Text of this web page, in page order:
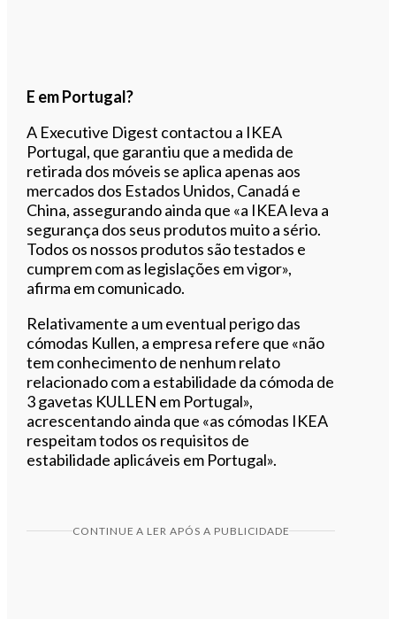
E em Portugal?
A Executive Digest contactou a IKEA
Portugal, que garantiu que a medida de
retirada dos móveis se aplica apenas aos
mercados dos Estados Unidos, Canadá e
China, assegurando ainda que «a IKEA leva a
segurança dos seus produtos muito a sério.
Todos os nossos produtos são testados e
cumprem com as legislações em vigor»,
afirma em comunicado.
Relativamente a um eventual perigo das
cómodas Kullen, a empresa refere que «não
tem conhecimento de nenhum relato
relacionado com a estabilidade da cómoda de
3 gavetas KULLEN em Portugal»,
acrescentando ainda que «as cómodas IKEA
respeitam todos os requisitos de
estabilidade aplicáveis em Portugal».
CONTINUE A LER APÓS A PUBLICIDADE